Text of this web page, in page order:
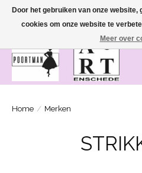
SASHIONABLE - damesmode in Bemmel
Home / Merken
Door het gebruiken van onze
cookies om onze website te
Meer over